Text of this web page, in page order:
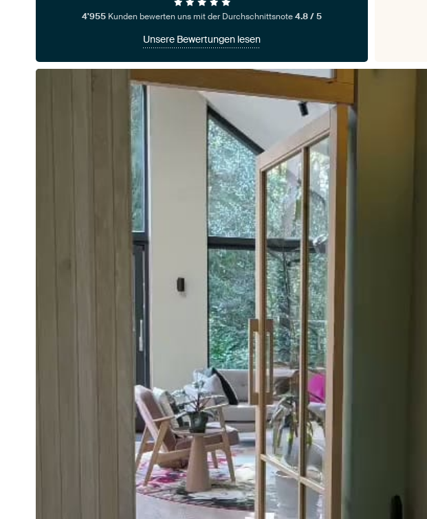
4'955 Kunden bewerten uns mit der Durchschnittsnote4.8 / 5
Unsere Bewertungen lesen